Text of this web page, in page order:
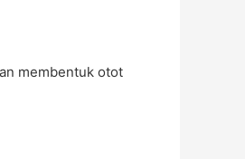
membentuk otot